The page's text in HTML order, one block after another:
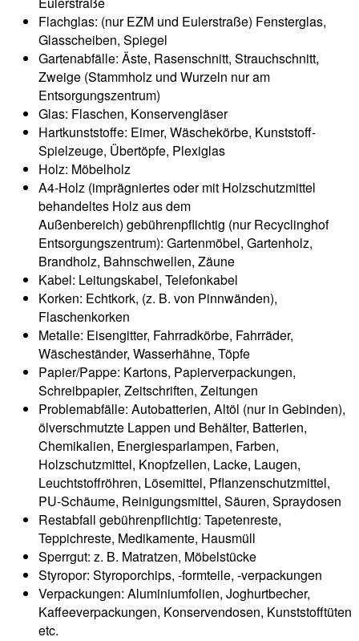
Flachglas: (nur EZM und Eulerstraße) Fensterglas,
Glasscheiben, Spiegel
Gartenabfälle: Äste, Rasenschnitt, Strauchschnitt,
Zweige (Stammholz und Wurzeln nur am
Entsorgungszentrum)
Glas: Flaschen, Konservengläser
Hartkunststoffe: Eimer, Wäschekörbe, Kunststoff-
Spielzeuge, Übertöpfe, Plexiglas
Holz: Möbelholz
A4-Holz (imprägniertes oder mit Holzschutzmittel
behandeltes Holz aus dem
Außenbereich) gebührenpflichtig (nur Recyclinghof
Entsorgungszentrum): Gartenmöbel, Gartenholz,
Brandholz, Bahnschwellen, Zäune
Kabel: Leitungskabel, Telefonkabel
Korken: Echtkork, (z. B. von Pinnwänden),
Flaschenkorken
Metalle: Eisengitter, Fahrradkörbe, Fahrräder,
Wäscheständer, Wasserhähne, Töpfe
Papier/Pappe: Kartons, Papierverpackungen,
Schreibpapier, Zeitschriften, Zeitungen
Problemabfälle: Autobatterien, Altöl (nur in Gebinden),
ölverschmutzte Lappen und Behälter, Batterien,
Chemikalien, Energiesparlampen, Farben,
Holzschutzmittel, Knopfzellen, Lacke, Laugen,
Leuchtstoffröhren, Lösemittel, Pflanzenschutzmittel,
PU-Schäume, Reinigungsmittel, Säuren, Spraydosen
Restabfall gebührenpflichtig: Tapetenreste,
Teppichreste, Medikamente, Hausmüll
Sperrgut: z. B. Matratzen, Möbelstücke
Styropor: Styroporchips, -formteile, -verpackungen
Verpackungen: Aluminiumfolien, Joghurtbecher,
Kaffeeverpackungen, Konservendosen, Kunststofftüten
etc.